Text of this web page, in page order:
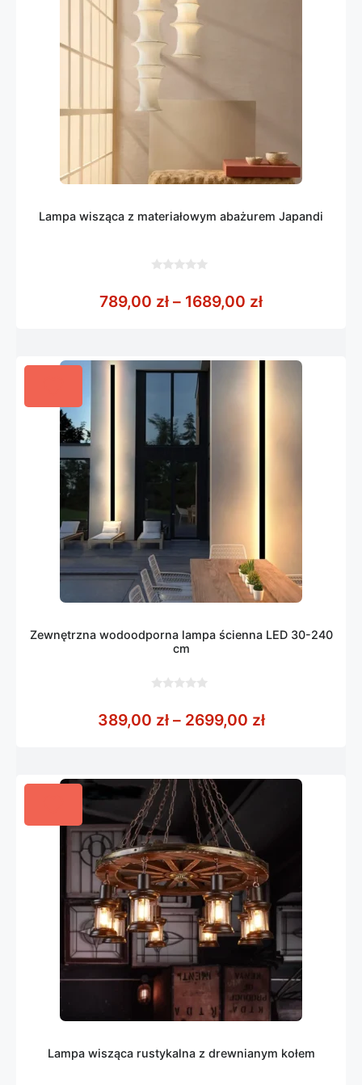
Lampa wisząca z materiałowym abażurem Japandi
5
789,00 zł – 1689,00 złZakres cen:
Zewnętrzna wodoodporna lampa ścienna LED 30-240
cm
5
389,00 zł – 2699,00 złZakres cen:
Lampa wisząca rustykalna z drewnianym kołem